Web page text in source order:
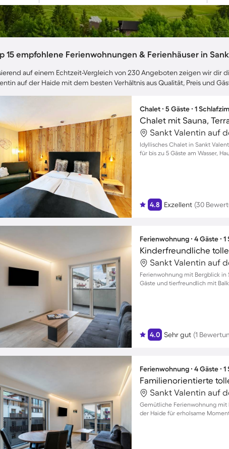
15 empfohlene Ferienwohnungen & Ferienhäuser in
auf einem Echtzeit-Vergleich von 230 Angeboten zeigen wir dir
auf der Haide mit dem besten Verhältnis aus Qualität, Preis und
Chalet ∙ 5 Gäste ∙ 1
Idyllisches Chalet in Sankt
für bis zu 5 Gäste am Wasser,
4.8 Exzellent (30
Ferienwohnung ∙ 4 Gäste ∙
Ferienwohnung mit Bergblick in
Gäste und tierfreundlich mit
4.0 Sehr gut (1
Ferienwohnung ∙ 4 Gäste ∙
Gemütliche Ferienwohnung mit
der Haide für erholsame